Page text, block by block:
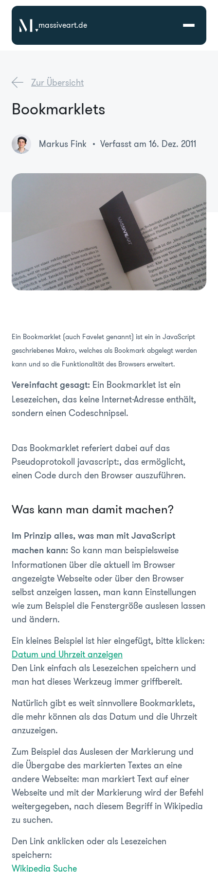
massiveart.de
Branchen
Zur Übersicht
Bookmarklets
Markus Fink Verfasst am 16. Dez. 2011
Ein Bookmarklet (auch Favelet genannt) ist ein in JavaScript
geschriebenes Makro, welches als Bookmark abgelegt werden
kann und so die Funktionalität des Browsers erweitert.
Vereinfacht gesagt: Ein Bookmarklet ist ein
Lesezeichen, das keine Internet-Adresse enthält,
sondern einen Codeschnipsel.
Das Bookmarklet referiert dabei auf das
Pseudoprotokoll javascript:, das ermöglicht,
einen Code durch den Browser auszuführen.
Was kann man damit machen?
Im Prinzip alles, was man mit JavaScript
machen kann: So kann man beispielsweise
Informationen über die aktuell im Browser
angezeigte Webseite oder über den Browser
selbst anzeigen lassen, man kann Einstellungen
wie zum Beispiel die Fenstergröße auslesen lassen
und ändern.
Ein kleines Beispiel ist hier eingefügt, bitte klicken:
Datum und Uhrzeit anzeigen
Den Link einfach als Lesezeichen speichern und
man hat dieses Werkzeug immer griffbereit.
Natürlich gibt es weit sinnvollere Bookmarklets,
die mehr können als das Datum und die Uhrzeit
anzuzeigen.
Zum Beispiel das Auslesen der Markierung und
die Übergabe des markierten Textes an eine
andere Webseite: man markiert Text auf einer
Webseite und mit der Markierung wird der Befehl
weitergegeben, nach diesem Begriff in Wikipedia
zu suchen.
Den Link anklicken oder als Lesezeichen
speichern:
Wikipedia Suche